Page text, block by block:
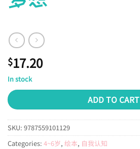
$17.20
In stock
ADD TO CART
SKU: 9787559101129
Categories: 4~6岁, 绘本, 自我认知